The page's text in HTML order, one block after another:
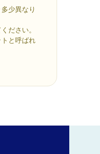
少異なり
ださい。
と呼ばれ